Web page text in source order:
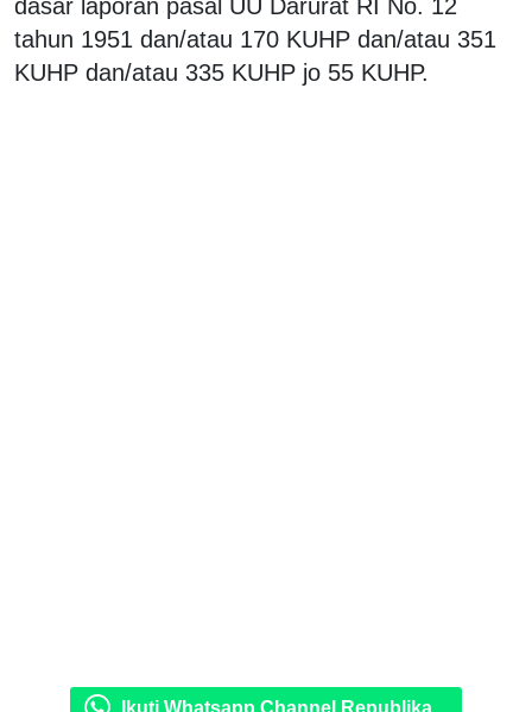
dasar laporan pasal UU Darurat RI No. 12
tahun 1951 dan/atau 170 KUHP dan/atau 351
KUHP dan/atau 335 KUHP jo 55 KUHP.
Ikuti Whatsapp Channel Republika